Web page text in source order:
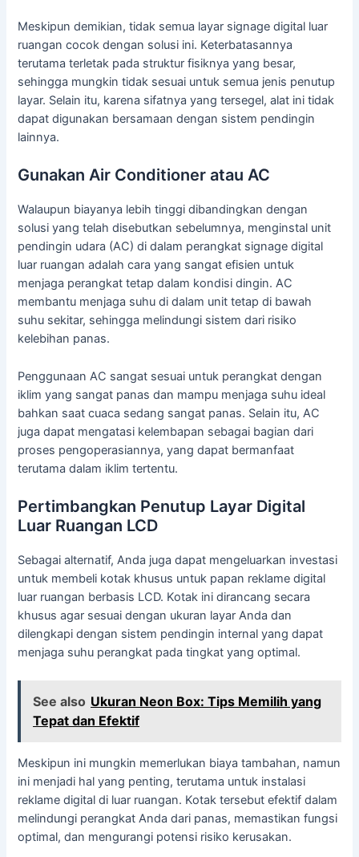
Meskipun demikian, tidak semua layar signage digital luar
ruangan cocok dengan solusi ini. Keterbatasannya
terutama terletak pada struktur fisiknya yang besar,
sehingga mungkin tidak sesuai untuk semua jenis penutup
layar. Selain itu, karena sifatnya yang tersegel, alat ini tidak
dapat digunakan bersamaan dengan sistem pendingin
lainnya.
Gunakan Air Conditioner atau AC
Walaupun biayanya lebih tinggi dibandingkan dengan
solusi yang telah disebutkan sebelumnya, menginstal unit
pendingin udara (AC) di dalam perangkat signage digital
luar ruangan adalah cara yang sangat efisien untuk
menjaga perangkat tetap dalam kondisi dingin. AC
membantu menjaga suhu di dalam unit tetap di bawah
suhu sekitar, sehingga melindungi sistem dari risiko
kelebihan panas.
Penggunaan AC sangat sesuai untuk perangkat dengan
iklim yang sangat panas dan mampu menjaga suhu ideal
bahkan saat cuaca sedang sangat panas. Selain itu, AC
juga dapat mengatasi kelembapan sebagai bagian dari
proses pengoperasiannya, yang dapat bermanfaat
terutama dalam iklim tertentu.
Pertimbangkan Penutup Layar Digital
Luar Ruangan LCD
Sebagai alternatif, Anda juga dapat mengeluarkan investasi
untuk membeli kotak khusus untuk papan reklame digital
luar ruangan berbasis LCD. Kotak ini dirancang secara
khusus agar sesuai dengan ukuran layar Anda dan
dilengkapi dengan sistem pendingin internal yang dapat
menjaga suhu perangkat pada tingkat yang optimal.
See also Ukuran Neon Box: Tips Memilih yang
Tepat dan Efektif
Meskipun ini mungkin memerlukan biaya tambahan, namun
ini menjadi hal yang penting, terutama untuk instalasi
reklame digital di luar ruangan. Kotak tersebut efektif dalam
melindungi perangkat Anda dari panas, memastikan fungsi
optimal, dan mengurangi potensi risiko kerusakan.